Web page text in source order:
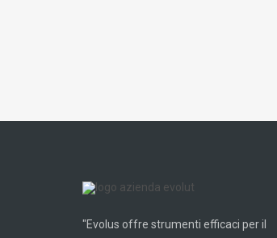
"Evolus offre strumenti efficaci per il